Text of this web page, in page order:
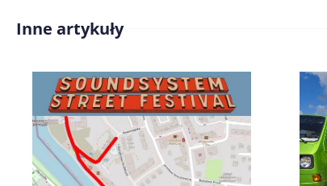
Inne artykuły